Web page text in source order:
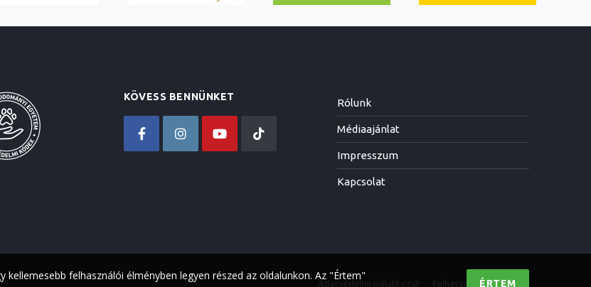
KÖVESS BENNÜNKET Rólunk
Médiaajánlat
Impresszum
Kapcsolat
Felhasználási feltételek
kellemesebb felhasználói élményben legyen részed az oldalunkon. Az "Értem"
ÉRTEM